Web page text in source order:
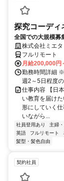
探究コーディ
全国での大規模募
株式会社ミエタ
フルリモート
月給200,000円
勤務時間詳細
週2～5日程度
仕事内容 【日
い教育を届け
形にしていく
いながら...
社員登用あり 主婦
英語
フルリモート
髪型・髪色自由
契約社員